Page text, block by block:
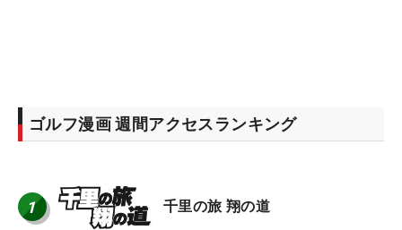
ゴルフ漫画 週間アクセスランキング
1 千里の旅 翔の道